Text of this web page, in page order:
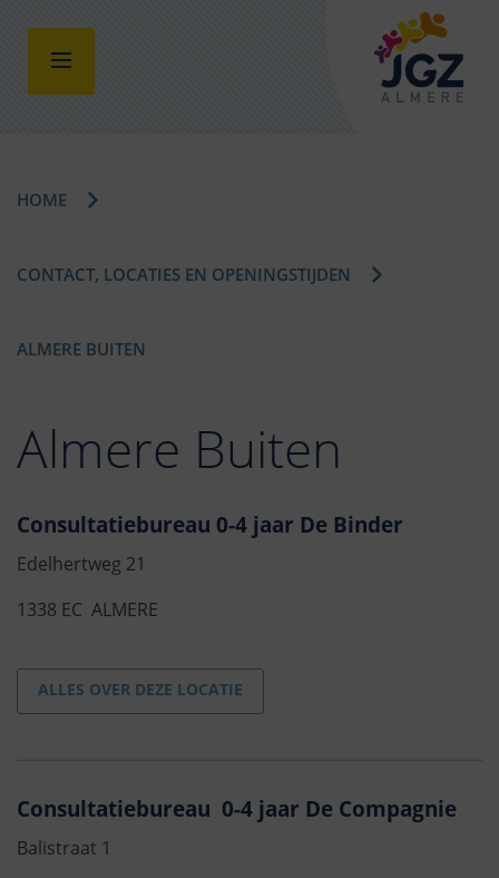
HOME
CONTACT, LOCATIES EN OPENINGSTIJDEN
ALMERE BUITEN
Almere Buiten
Consultatiebureau 0-4 jaar De Binder
Edelhertweg 21
1338 EC ALMERE
ALLES OVER DEZE LOCATIE
Consultatiebureau 0-4 jaar De Compagnie
Balistraat 1